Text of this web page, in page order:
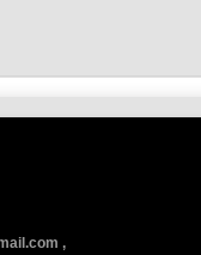
,